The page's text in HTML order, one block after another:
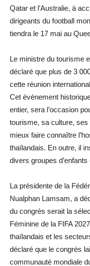
Qatar et l’Australie, à
dirigeants du football
tiendra le 17 mai au
Le ministre du tourisme
déclaré que plus de 3
cette réunion
Cet événement
entier, sera l’occasion
tourisme, sa culture,
mieux faire connaître
thaïlandais. En outre, il
divers groupes
La présidente de la
Nualphan Lamsam, a
du congrès serait la
Féminine de la FIFA
thaïlandais et les
déclaré que le congrès
communauté mondiale